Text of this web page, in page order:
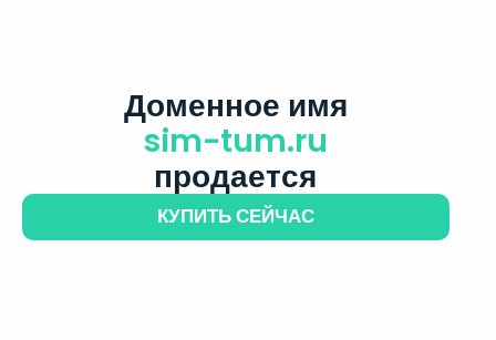
Доменное имя
sim-tum.ru
продается
КУПИТЬ СЕЙЧАС